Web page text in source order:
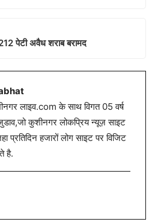
पेटी अवैध शराब बरामद
लाइव.com के साथ विगत 05 वर्ष
कुशीनगर लोकप्रिय न्यूज़ साइट
प्रतिदिन हजारों लोग साइट पर विजिट
है.